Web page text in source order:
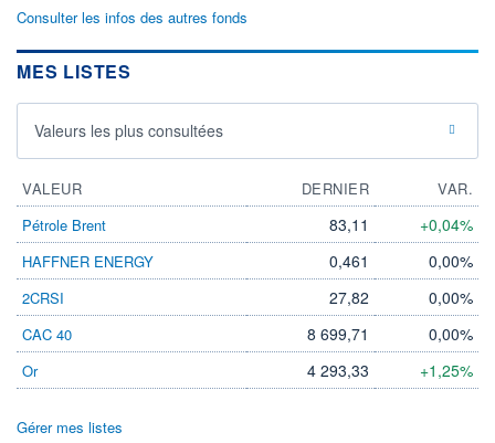
Consulter les infos des autres fonds
MES LISTES
Valeurs les plus consultées
VALEUR DERNIER
VAR.
Pétrole Brent
83,11 +0,04%
HAFFNER ENERGY 0,461 0,00%
2CRSI 27,82 0,00%
CAC 40 8 699,71 0,00%
Or 4 293,33 +1,25%
Gérer mes listes